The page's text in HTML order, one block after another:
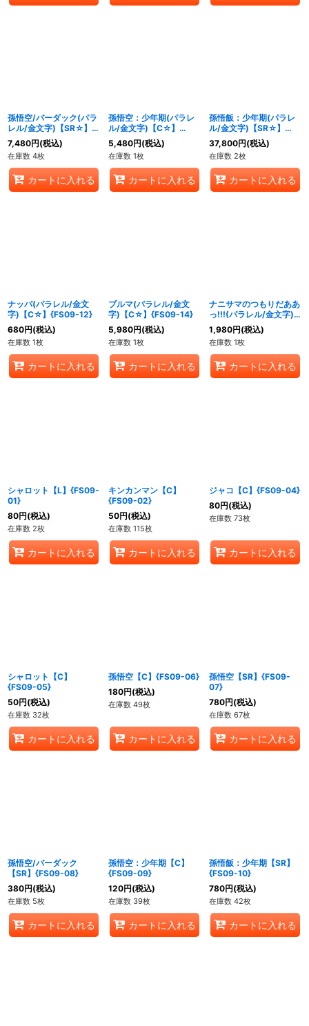
孫悟空/バーダック(パラ
レル/金文字)【SR☆】
{FS09-08}
7,480円(税込)
在庫数 4枚
カートに入れる
孫悟空：少年期(パラレ
ル/金文字)【C☆】
{FS09-09}
5,480円(税込)
在庫数 1枚
カートに入れる
孫悟飯：少年期(パラレ
ル/金文字)【SR☆】
{FS09-10}
37,800円(税込)
在庫数 2枚
カートに入れる
ナッパ(パラレル/金文
字)【C☆】{FS09-12}
680円(税込)
在庫数 1枚
カートに入れる
ブルマ(パラレル/金文
字)【C☆】{FS09-14}
5,980円(税込)
在庫数 1枚
カートに入れる
ナニサマのつもりだああ
っ!!!(パラレル/金文字)
【C☆】{FS09-18}
1,980円(税込)
在庫数 1枚
カートに入れる
シャロット【L】{FS09-
01}
80円(税込)
在庫数 2枚
カートに入れる
キンカンマン【C】
{FS09-02}
50円(税込)
在庫数 115枚
カートに入れる
ジャコ【C】{FS09-04}
80円(税込)
在庫数 73枚
カートに入れる
シャロット【C】
{FS09-05}
50円(税込)
在庫数 32枚
カートに入れる
孫悟空【C】{FS09-06}
180円(税込)
在庫数 49枚
カートに入れる
孫悟空【SR】{FS09-
07}
780円(税込)
在庫数 67枚
カートに入れる
孫悟空/バーダック
【SR】{FS09-08}
380円(税込)
在庫数 5枚
カートに入れる
孫悟空：少年期【C】
{FS09-09}
120円(税込)
在庫数 39枚
カートに入れる
孫悟飯：少年期【SR】
{FS09-10}
780円(税込)
在庫数 42枚
カートに入れる